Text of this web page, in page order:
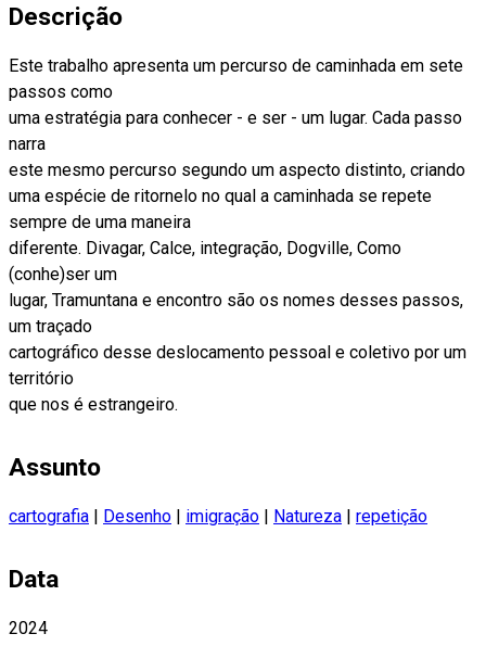
Descrição
Este trabalho apresenta um percurso de caminhada em sete
passos como
uma estratégia para conhecer - e ser - um lugar. Cada passo
narra
este mesmo percurso segundo um aspecto distinto, criando
uma espécie de ritornelo no qual a caminhada se repete
sempre de uma maneira
diferente. Divagar, Calce, integração, Dogville, Como
(conhe)ser um
lugar, Tramuntana e encontro são os nomes desses passos,
um traçado
cartográfico desse deslocamento pessoal e coletivo por um
território
que nos é estrangeiro.
Assunto
cartografia Desenho imigração Natureza repetição
Data
2024